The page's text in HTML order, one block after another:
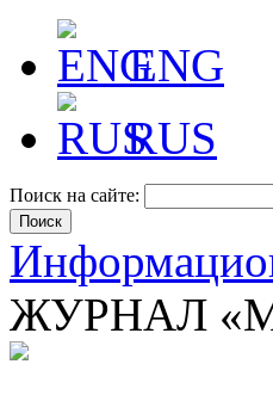
ENG
RUS
Поиск на сайте:
ЖУРНАЛ